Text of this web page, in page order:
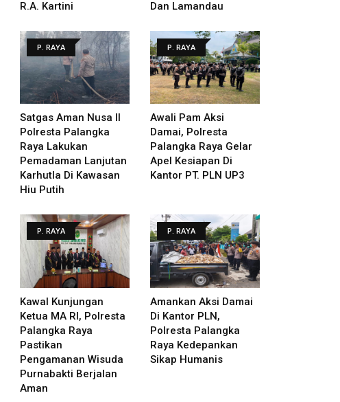
R.A. Kartini
Dan Lamandau
P. RAYA
Satgas Aman Nusa II
Polresta Palangka
Raya Lakukan
Pemadaman Lanjutan
Karhutla Di Kawasan
Hiu Putih
P. RAYA
Awali Pam Aksi
Damai, Polresta
Palangka Raya Gelar
Apel Kesiapan Di
Kantor PT. PLN UP3
P. RAYA
Kawal Kunjungan
Ketua MA RI, Polresta
Palangka Raya
Pastikan
Pengamanan Wisuda
Purnabakti Berjalan
Aman
P. RAYA
Amankan Aksi Damai
Di Kantor PLN,
Polresta Palangka
Raya Kedepankan
Sikap Humanis